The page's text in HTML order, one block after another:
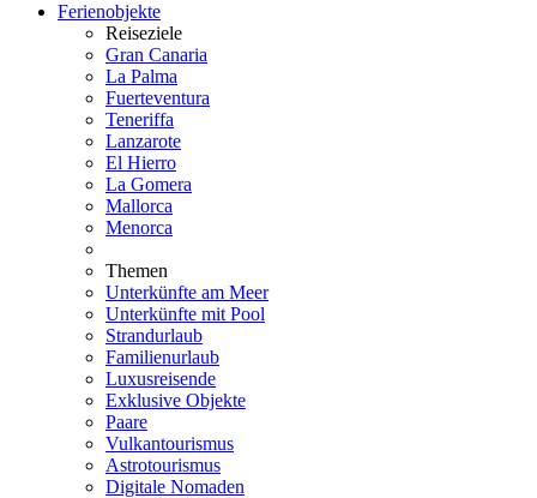
Ferienobjekte
Reiseziele
Gran Canaria
La Palma
Fuerteventura
Teneriffa
Lanzarote
El Hierro
La Gomera
Mallorca
Menorca
Themen
Unterkünfte am Meer
Unterkünfte mit Pool
Strandurlaub
Familienurlaub
Luxusreisende
Exklusive Objekte
Paare
Vulkantourismus
Astrotourismus
Digitale Nomaden